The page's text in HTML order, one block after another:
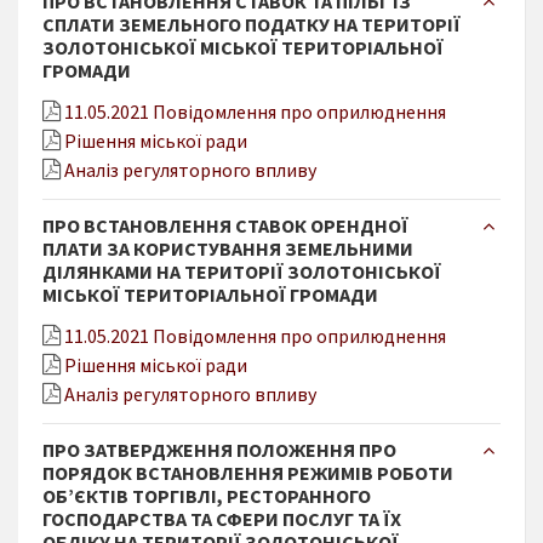
СПЛАТИ ЗЕМЕЛЬНОГО ПОДАТКУ НА ТЕРИТОРІЇ
ЗОЛОТОНІСЬКОЇ МІСЬКОЇ ТЕРИТОРІАЛЬНОЇ
ГРОМАДИ
11.05.2021 Повідомлення про оприлюднення
Рішення міської ради
Аналіз регуляторного впливу
ПРО ВСТАНОВЛЕННЯ СТАВОК ОРЕНДНОЇ
ПЛАТИ ЗА КОРИСТУВАННЯ ЗЕМЕЛЬНИМИ
ДІЛЯНКАМИ НА ТЕРИТОРІЇ ЗОЛОТОНІСЬКОЇ
МІСЬКОЇ ТЕРИТОРІАЛЬНОЇ ГРОМАДИ
11.05.2021 Повідомлення про оприлюднення
Рішення міської ради
Аналіз регуляторного впливу
ПРО ЗАТВЕРДЖЕННЯ ПОЛОЖЕННЯ ПРО
ПОРЯДОК ВСТАНОВЛЕННЯ РЕЖИМІВ РОБОТИ
ОБ’ЄКТІВ ТОРГІВЛІ, РЕСТОРАННОГО
ГОСПОДАРСТВА ТА СФЕРИ ПОСЛУГ ТА ЇХ